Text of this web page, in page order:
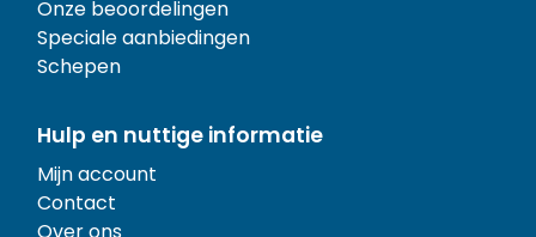
Onze beoordelingen
Speciale aanbiedingen
Schepen
Hulp en nuttige informatie
Mijn account
Contact
Over ons